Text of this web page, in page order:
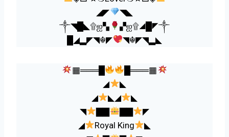
◢◤
◥◣
༒◥█◣۩ஐ▚
▞ஐ۩◢█◤༒
█◢▂◤◥☬◤
◥☬◤◥▂◣
▦═══█
█═══▦
◢
◣
◢
◣◢
◣
◥
▇▇ ▇▇
◤
◢
Royal King
◣